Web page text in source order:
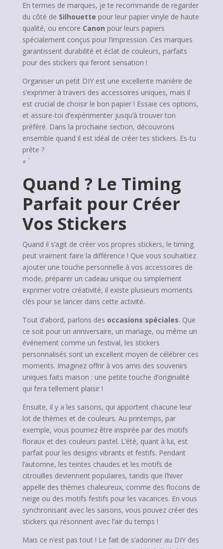
En termes de marques, je te recommande de regarder
du côté de Silhouette pour leur papier vinyle de haute
qualité, ou encore Canon pour leurs papiers
spécialement conçus pour l’impression. Ces marques
garantissent durabilité et éclat de couleurs, parfaits
pour des stickers qui feront sensation !
Organiser un petit DIY est une excellente manière de
s’exprimer à travers des accessoires uniques, mais il
est crucial de choisir le bon papier ! Essaie ces options,
et assure-toi d’expérimenter jusqu’à trouver ton
préféré. Dans la prochaine section, découvrons
ensemble quand il est idéal de créer tes stickers. Es-tu
prête ?
« `
Quand ? Le Timing
Parfait pour Créer
Vos Stickers
Quand il s’agit de créer vos propres stickers, le timing
peut vraiment faire la différence ! Que vous souhaitiez
ajouter une touche personnelle à vos accessoires de
mode, préparer un cadeau unique ou simplement
exprimer votre créativité, il existe plusieurs moments
clés pour se lancer dans cette activité.
Tout d’abord, parlons des occasions spéciales. Que
ce soit pour un anniversaire, un mariage, ou même un
événement comme un festival, les stickers
personnalisés sont un excellent moyen de célébrer ces
moments. Imaginez offrir à vos amis des souvenirs
uniques faits maison : une petite touche d’originalité
qui fera tellement plaisir !
Ensuite, il y a les saisons, qui apportent chacune leur
lot de thèmes et de couleurs. Au printemps, par
exemple, vous pourriez être inspirée par des motifs
floraux et des couleurs pastel. L’été, quant à lui, est
parfait pour les designs vibrants et festifs. Pendant
l’automne, les teintes chaudes et les motifs de
citrouilles deviennent populaires, tandis que l’hiver
appelle des thèmes chaleureux, comme des flocons de
neige ou des motifs festifs pour les vacances. En vous
synchronisant avec les saisons, vous pouvez créer des
stickers qui résonnent avec l’air du temps !
Mais ce n’est pas tout ! Le fait de s’adonner au DIY des